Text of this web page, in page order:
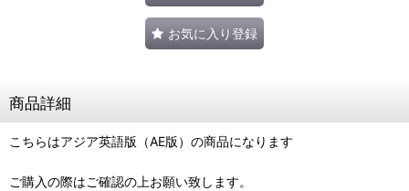
お気に入り登録
商品詳細
こちらはアジア英語版（AE版）の商品になります
ご購入の際はご確認の上お願い致します。